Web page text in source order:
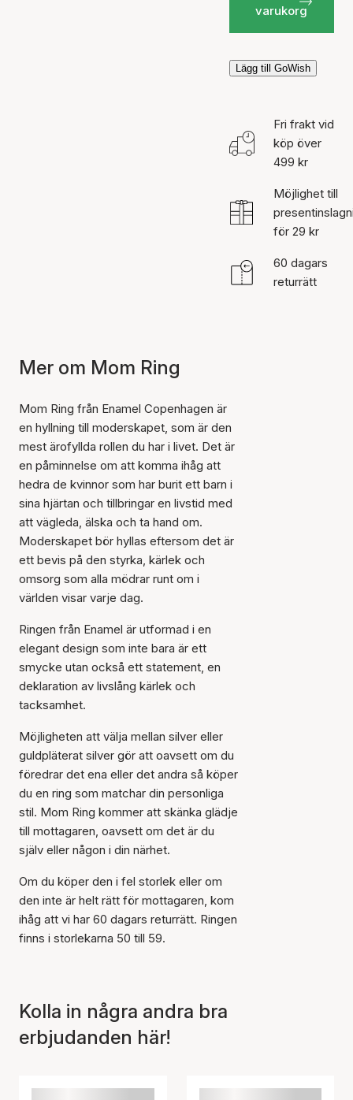
varukorg
Lägg till GoWish
Artikeln har lagts till i
Fri frakt vid
köp över
499 kr
Möjlighet till
för 29 kr
60 dagars
returrätt
Mer om Mom Ring
Mom Ring från Enamel Copenhagen är
en hyllning till moderskapet, som är den
mest ärofyllda rollen du har i livet. Det är
en påminnelse om att komma ihåg att
hedra de kvinnor som har burit ett barn i
sina hjärtan och tillbringar en livstid med
att vägleda, älska och ta hand om.
Moderskapet bör hyllas eftersom det är
ett bevis på den styrka, kärlek och
omsorg som alla mödrar runt om i
världen visar varje dag.
Ringen från Enamel är utformad i en
elegant design som inte bara är ett
smycke utan också ett statement, en
deklaration av livslång kärlek och
tacksamhet.
Möjligheten att välja mellan silver eller
guldpläterat silver gör att oavsett om du
föredrar det ena eller det andra så köper
du en ring som matchar din personliga
stil. Mom Ring kommer att skänka glädje
till mottagaren, oavsett om det är du
själv eller någon i din närhet.
Om du köper den i fel storlek eller om
den inte är helt rätt för mottagaren, kom
ihåg att vi har 60 dagars returrätt. Ringen
finns i storlekarna 50 till 59.
Kolla in några andra bra
erbjudanden här!